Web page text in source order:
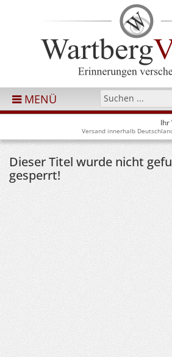
MENÜ
Ihr
Versand innerhalb
Dieser Titel wurde nicht
gesperrt!